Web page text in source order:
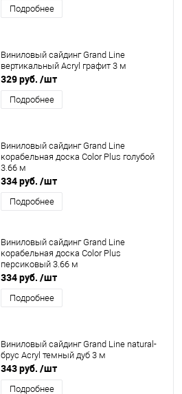
Подробнее
Виниловый сайдинг Grand Line
вертикальный Acryl графит 3 м
329 руб. /шт
Подробнее
Виниловый сайдинг Grand Line
корабельная доска Color Plus голубой
3.66 м
334 руб. /шт
Подробнее
Виниловый сайдинг Grand Line
корабельная доска Color Plus
персиковый 3.66 м
334 руб. /шт
Подробнее
Виниловый сайдинг Grand Line natural-
брус Acryl темный дуб 3 м
343 руб. /шт
Подробнее